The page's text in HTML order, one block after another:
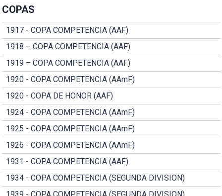
COPAS
1917 - COPA COMPETENCIA (AAF)
1918 – COPA COMPETENCIA (AAF)
1919 – COPA COMPETENCIA (AAF)
1920 - COPA COMPETENCIA (AAmF)
1920 - COPA DE HONOR (AAF)
1924 - COPA COMPETENCIA (AAmF)
1925 - COPA COMPETENCIA (AAmF)
1926 - COPA COMPETENCIA (AAmF)
1931 - COPA COMPETENCIA (AAF)
1934 - COPA COMPETENCIA (SEGUNDA DIVISION)